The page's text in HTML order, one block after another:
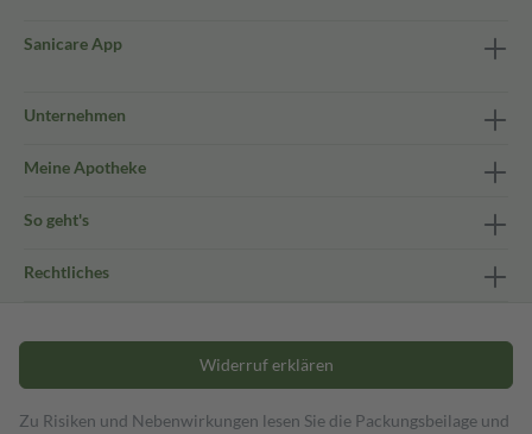
Sanicare App
Unternehmen
Meine Apotheke
So geht's
Rechtliches
Widerruf erklären
Zu Risiken und Nebenwirkungen lesen Sie die Packungsbeilage und